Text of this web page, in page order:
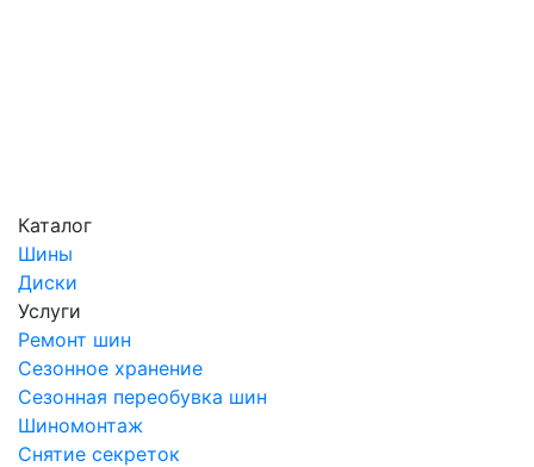
Каталог
Шины
Диски
Услуги
Ремонт шин
Сезонное хранение
Сезонная переобувка шин
Шиномонтаж
Снятие секреток